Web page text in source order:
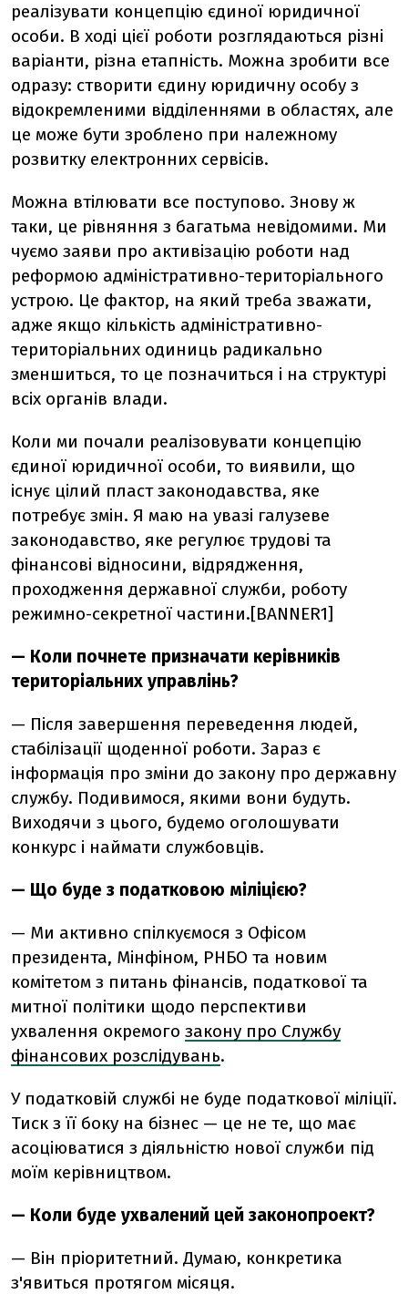
реалізувати концепцію єдиної юридичної
особи. В ході цієї роботи розглядаються різні
варіанти, різна етапність. Можна зробити все
одразу: створити єдину юридичну особу з
відокремленими відділеннями в областях, але
це може бути зроблено при належному
розвитку електронних сервісів.
Можна втілювати все поступово. Знову ж
таки, це рівняння з багатьма невідомими. Ми
чуємо заяви про активізацію роботи над
реформою адміністративно-територіального
устрою. Це фактор, на який треба зважати,
адже якщо кількість адміністративно-
територіальних одиниць радикально
зменшиться, то це позначиться і на структурі
всіх органів влади.
Коли ми почали реалізовувати концепцію
єдиної юридичної особи, то виявили, що
існує цілий пласт законодавства, яке
потребує змін. Я маю на увазі галузеве
законодавство, яке регулює трудові та
фінансові відносини, відрядження,
проходження державної служби, роботу
режимно-секретної частини.[BANNER1]
— Коли почнете призначати керівників
територіальних управлінь?
— Після завершення переведення людей,
стабілізації щоденної роботи. Зараз є
інформація про зміни до закону про державну
службу. Подивимося, якими вони будуть.
Виходячи з цього, будемо оголошувати
конкурс і наймати службовців.
— Що буде з податковою міліцією?
— Ми активно спілкуємося з Офісом
президента, Мінфіном, РНБО та новим
комітетом з питань фінансів, податкової та
митної політики щодо перспективи
ухвалення окремого закону про Службу
фінансових розслідувань.
У податковій службі не буде податкової міліції.
Тиск з її боку на бізнес — це не те, що має
асоціюватися з діяльністю нової служби під
моїм керівництвом.
— Коли буде ухвалений цей законопроект?
— Він пріоритетний. Думаю, конкретика
з'явиться протягом місяця.